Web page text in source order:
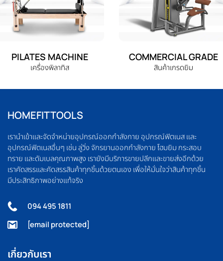
PILATES MACHINE
เครื่องพิลาทิส
COMMERCIAL GRADE
สินค้าเกรดยิม
HOMEFITTOOLS
เรานำเข้าและจัดจำหน่ายอุปกรณ์ออกกำลังกาย อุปกรณ์ฟิตเนส และ
อุปกรณ์ฟิตเนสอื่นๆ เช่น ลู่วิ่ง จักรยานออกกำลังกาย โฮมยิม กระสอบ
ทราย และดัมเบลคุณภาพสูง เรายังมีบริการขายปลีกและขายส่งอีกด้วย
เราคัดสรรและคัดสรรสินค้าทุกชิ้นด้วยตนเอง เพื่อให้มั่นใจว่าสินค้าทุกชิ้น
มีประสิทธิภาพอย่างแท้จริง
094 495 1811
[email protected]
เกี่ยวกับเรา